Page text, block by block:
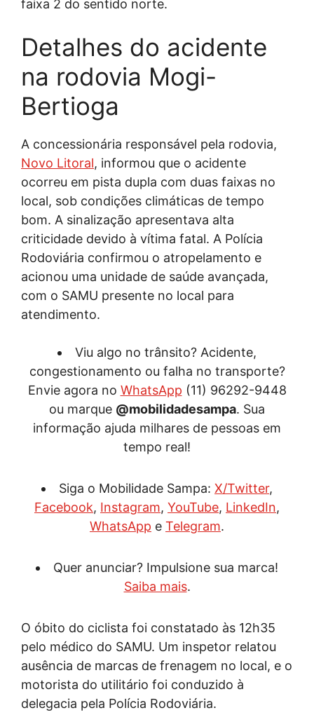
faixa 2 do sentido norte.
Detalhes do acidente
na rodovia Mogi-
Bertioga
A concessionária responsável pela rodovia,
Novo Litoral, informou que o acidente
ocorreu em pista dupla com duas faixas no
local, sob condições climáticas de tempo
bom. A sinalização apresentava alta
criticidade devido à vítima fatal. A Polícia
Rodoviária confirmou o atropelamento e
acionou uma unidade de saúde avançada,
com o SAMU presente no local para
atendimento.
Viu algo no trânsito? Acidente,
congestionamento ou falha no transporte?
Envie agora no WhatsApp (11) 96292-9448
ou marque @mobilidadesampa. Sua
informação ajuda milhares de pessoas em
tempo real!
Siga o Mobilidade Sampa: X/Twitter,
Facebook, Instagram, YouTube, LinkedIn,
WhatsApp e Telegram.
Quer anunciar? Impulsione sua marca!
Saiba mais.
O óbito do ciclista foi constatado às 12h35
pelo médico do SAMU. Um inspetor relatou
ausência de marcas de frenagem no local, e o
motorista do utilitário foi conduzido à
delegacia pela Polícia Rodoviária.